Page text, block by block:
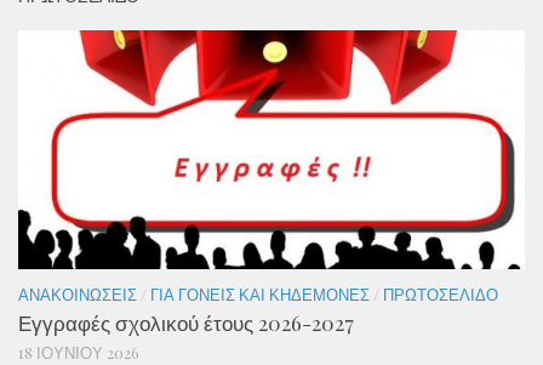
ΑΝΑΚΟΙΝΏΣΕΙΣ / ΓΙΑ ΓΟΝΕΊΣ ΚΑΙ ΚΗΔΕΜΌΝΕΣ / ΠΡΩΤΟΣΈΛΙΔΟ
Εγγραφές σχολικού έτους 2026-2027
18 ΙΟΥΝΊΟΥ 2026